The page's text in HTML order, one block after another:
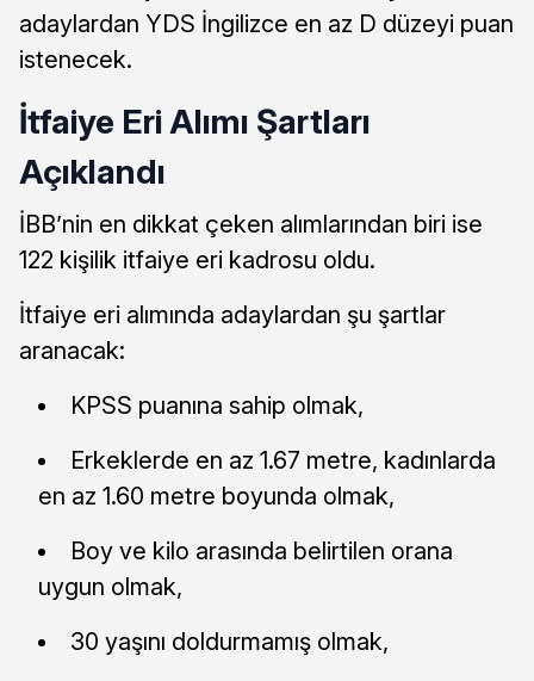
adaylardan YDS İngilizce en az D düzeyi puan
istenecek.
İtfaiye Eri Alımı Şartları
Açıklandı
İBB’nin en dikkat çeken alımlarından biri ise
122 kişilik itfaiye eri kadrosu oldu.
İtfaiye eri alımında adaylardan şu şartlar
aranacak:
KPSS puanına sahip olmak,
Erkeklerde en az 1.67 metre, kadınlarda
en az 1.60 metre boyunda olmak,
Boy ve kilo arasında belirtilen orana
uygun olmak,
30 yaşını doldurmamış olmak,